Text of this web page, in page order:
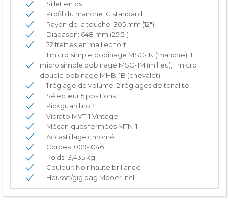
Sillet en os
Profil du manche: C standard
Rayon de la touche: 305 mm (12")
Diapason: 648 mm (25,5")
22 frettes en maillechort
1 micro simple bobinage MSC-1N (manche), 1
micro simple bobinage MSC-1M (milieu), 1 micro
double bobinage MHB-1B (chevalet)
1 réglage de volume, 2 réglages de tonalité
Sélecteur 5 positions
Pickguard noir
Vibrato MVT-1 Vintage
Mécaniques fermées MTN-1
Accastillage chromé
Cordes .009-.046
Poids: 3,435 kg
Couleur: Noir haute brillance
Housse/gig bag Mooer incl.